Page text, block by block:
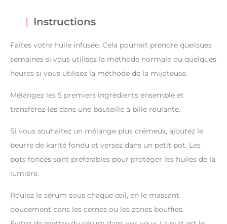
Instructions
Faites votre huile infusée. Cela pourrait prendre quelques
semaines si vous utilisez la méthode normale ou quelques
heures si vous utilisez la méthode de la mijoteuse.
Mélangez les 5 premiers ingrédients ensemble et
transférez-les dans une bouteille à bille roulante.
Si vous souhaitez un mélange plus crémeux, ajoutez le
beurre de karité fondu et versez dans un petit pot. Les
pots foncés sont préférables pour protéger les huiles de la
lumière.
Roulez le sérum sous chaque œil, en le massant
doucement dans les cernes ou les zones bouffies.